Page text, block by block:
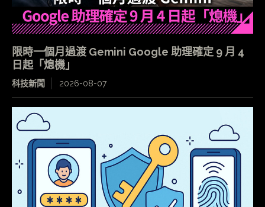
限時一個月過渡 Gemini Google 助理確定 9 月 4
日起「熄機」
科技新聞 2026-08-07